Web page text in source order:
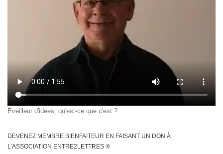
Éveilleur d'idées, qu'est-ce que c'est ?
DEVENEZ MEMBRE BIENFAITEUR EN FAISANT UN DON À
L’ASSOCIATION ENTRE2LETTRES ®